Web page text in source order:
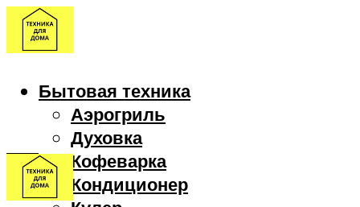
Бытовая техника
Аэрогриль
Духовка
Кофеварка
Кондиционер